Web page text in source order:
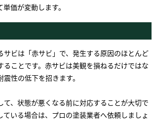
価が変動します。
サビは「赤サビ」で、発生する原因のほとんど
ることです。赤サビは美観を損ねるだけではな
性の低下を招きます。
て、状態が悪くなる前に対応することが大切で
ている場合は、プロの塗装業者へ依頼しましょ